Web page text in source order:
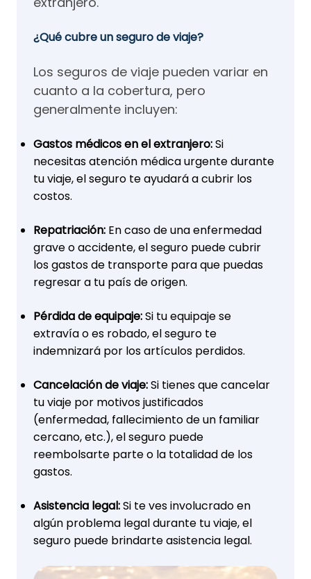
¿Qué cubre un seguro de viaje?
Los seguros de viaje pueden variar en
cuanto a la cobertura, pero
generalmente incluyen:
Gastos médicos en el extranjero:Si
necesitas atención médica urgente durante
tu viaje, el seguro te ayudará a cubrir los
costos.
Repatriación: En caso de una enfermedad
grave o accidente, el seguro puede cubrir
los gastos de transporte para que puedas
regresar a tu país de origen.
Pérdida de equipaje:Si tu equipaje se
extravía o es robado, el seguro te
indemnizará por los artículos perdidos.
Cancelación de viaje:Si tienes que cancelar
tu viaje por motivos justificados
(enfermedad, fallecimiento de un familiar
cercano, etc.), el seguro puede
reembolsarte parte o la totalidad de los
gastos.
Asistencia legal:Si te ves involucrado en
algún problema legal durante tu viaje, el
seguro puede brindarte asistencia legal.